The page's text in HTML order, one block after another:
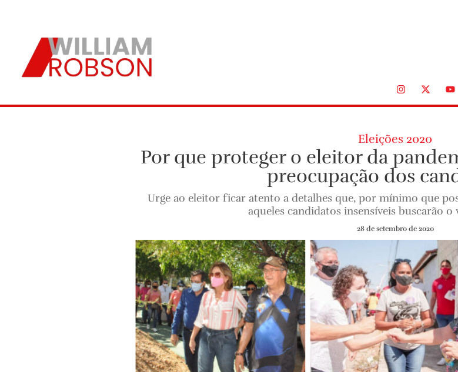
Eleições 2020
Por que proteger o eleitor da
preocupação dos
Urge ao eleitor ficar atento a detalhes que, por mínimo que
aqueles candidatos insensíveis buscarão
28 de setembro de 2020